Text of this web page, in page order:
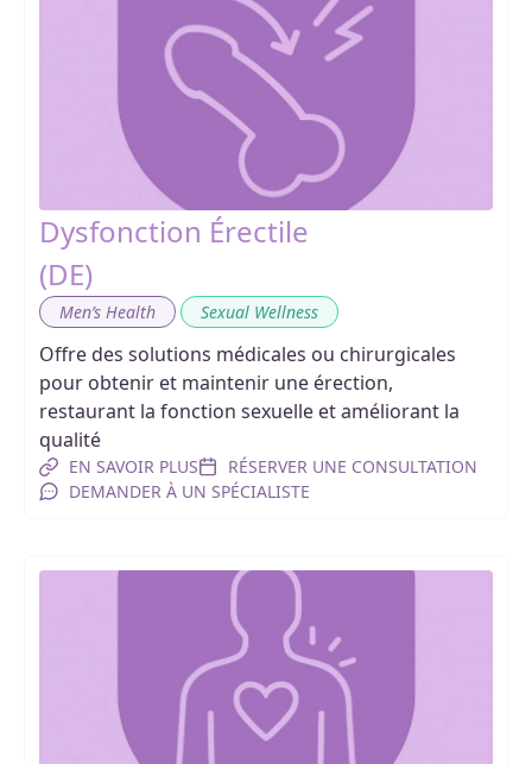
Dysfonction Érectile
(DE)
Men’s Health Sexual Wellness
Offre des solutions médicales ou chirurgicales
pour obtenir et maintenir une érection,
restaurant la fonction sexuelle et améliorant la
qualité
EN SAVOIR PLUS
RÉSERVER UNE CONSULTATION
DEMANDER À UN SPÉCIALISTE